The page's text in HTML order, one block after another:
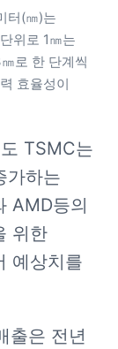
터(㎚)는
위로 1㎚는
로 한 단계씩
효율성이
TSMC는
가하는
AMD등의
위한
예상치를
출은 전년